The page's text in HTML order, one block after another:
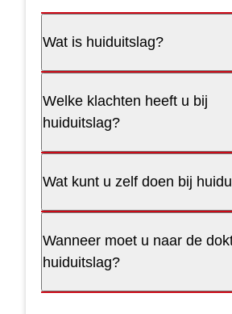
Wat is huiduitslag?
Welke klachten heeft u bij
huiduitslag?
Wat kunt u zelf doen bij
Wanneer moet u naar de
huiduitslag?